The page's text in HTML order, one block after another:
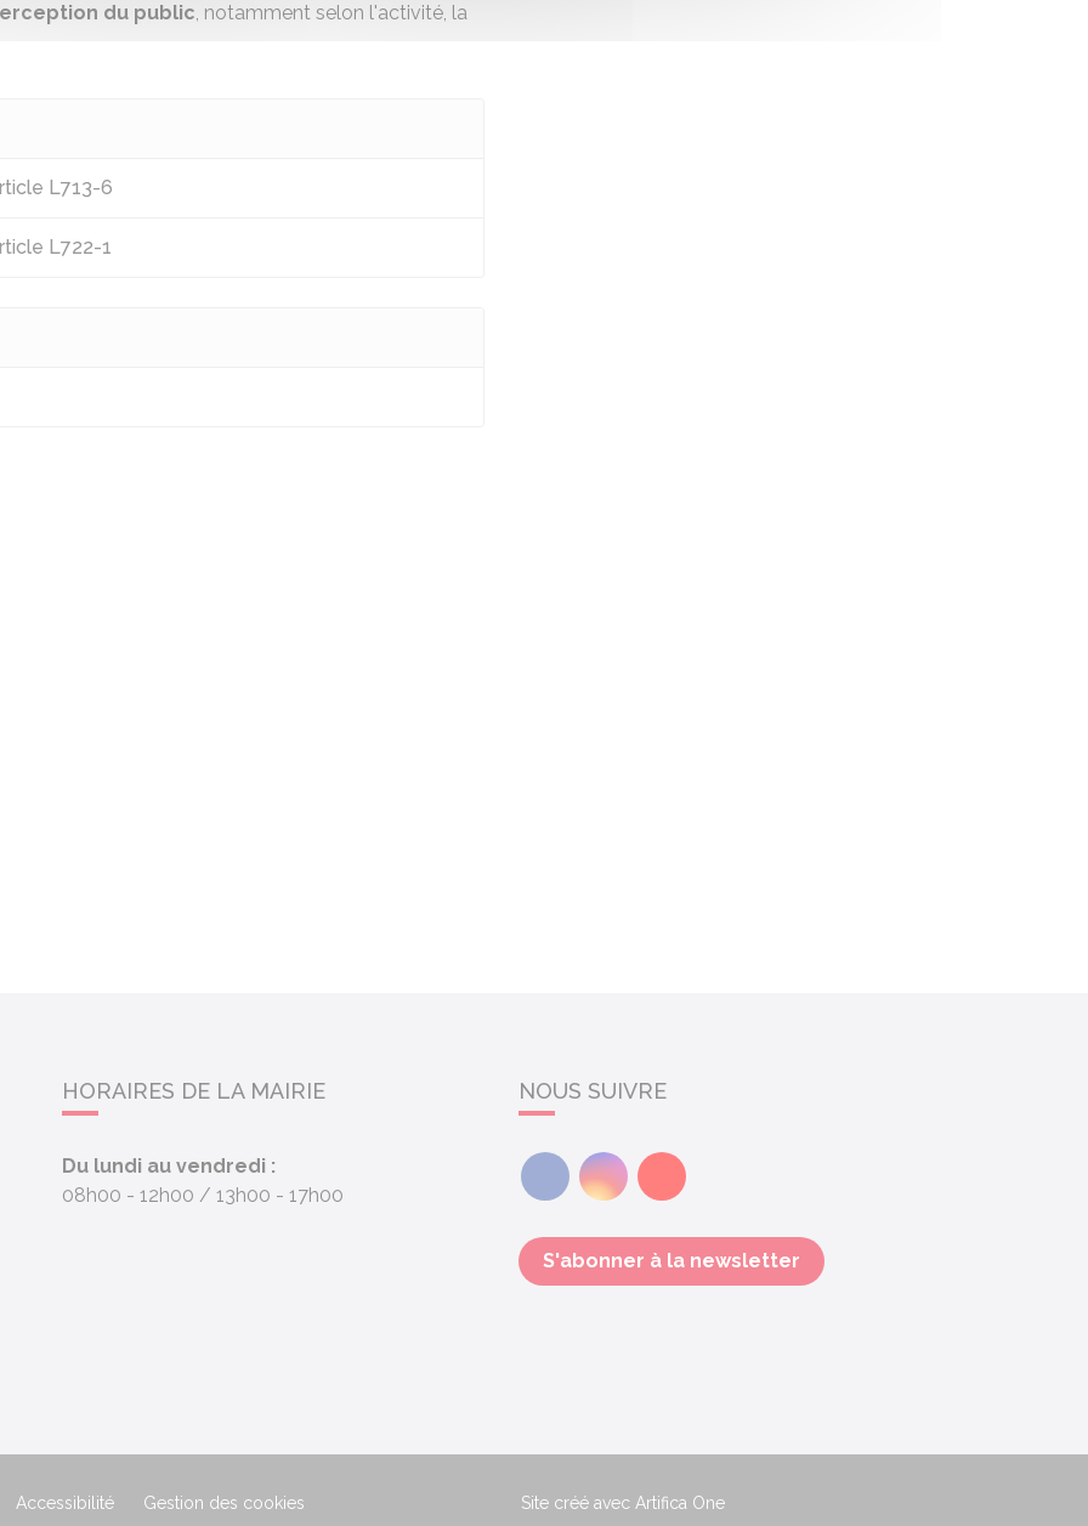
du public, notamment selon l'activité, la
L713-6
L722-1
HORAIRES DE LA MAIRIE
Du lundi au vendredi :
08h00 - 12h00
13h00 - 17h00
NOUS SUIVRE
FacebookInstagramYoutube
S'abonner à la newsletter
Accessibilité Gestion des cookies Site créé avec Artifica One